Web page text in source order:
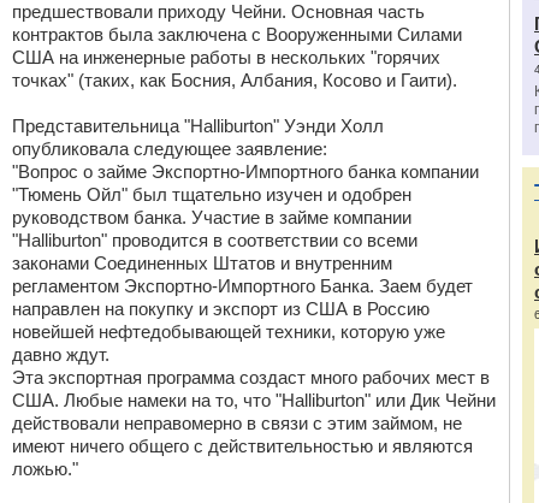
предшествовали приходу Чейни. Основная часть
контрактов была заключена с Вооруженными Силами
США на инженерные работы в нескольких "горячих
точках" (таких, как Босния, Албания, Косово и Гаити).
Представительница "Halliburton" Уэнди Холл
опубликовала следующее заявление:
"Вопрос о займе Экспортно-Импортного банка компании
"Тюмень Ойл" был тщательно изучен и одобрен
руководством банка. Участие в займе компании
"Halliburton" проводится в соответствии со всеми
законами Соединенных Штатов и внутренним
регламентом Экспортно-Импортного Банка. Заем будет
направлен на покупку и экспорт из США в Россию
новейшей нефтедобывающей техники, которую уже
давно ждут.
Эта экспортная программа создаст много рабочих мест в
США. Любые намеки на то, что "Halliburton" или Дик Чейни
действовали неправомерно в связи с этим займом, не
имеют ничего общего с действительностью и являются
ложью."